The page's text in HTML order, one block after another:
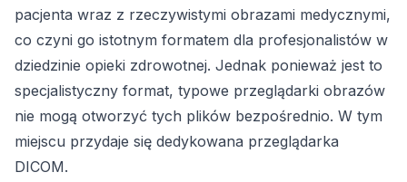
pacjenta wraz z rzeczywistymi obrazami medycznymi,
co czyni go istotnym formatem dla profesjonalistów w
dziedzinie opieki zdrowotnej. Jednak ponieważ jest to
specjalistyczny format, typowe przeglądarki obrazów
nie mogą otworzyć tych plików bezpośrednio. W tym
miejscu przydaje się dedykowana przeglądarka
DICOM.